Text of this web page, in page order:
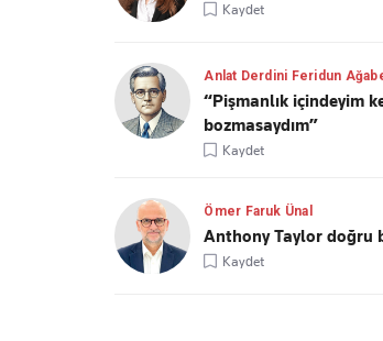
Kaydet
Anlat Derdini Feridun
“Pişmanlık içindeyim
bozmasaydım”
Kaydet
Ömer Faruk Ünal
Anthony Taylor doğru
Kaydet